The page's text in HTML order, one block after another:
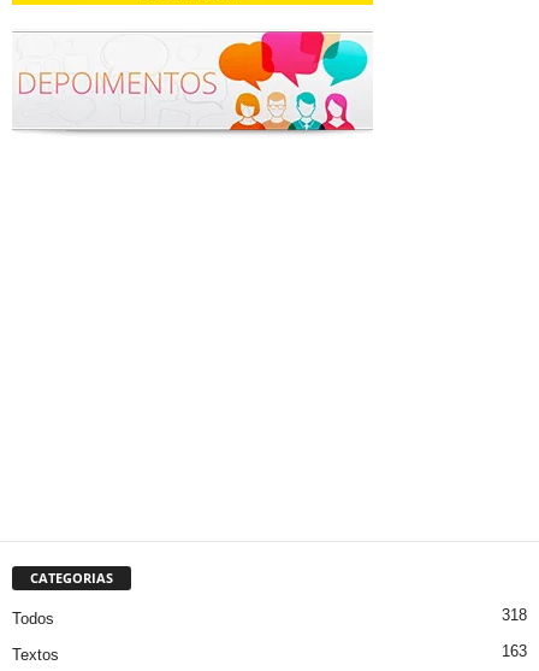
CATEGORIAS
Todos 318
Textos 163